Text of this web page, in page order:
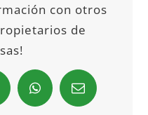
con otros
de
WhatsAppEmail